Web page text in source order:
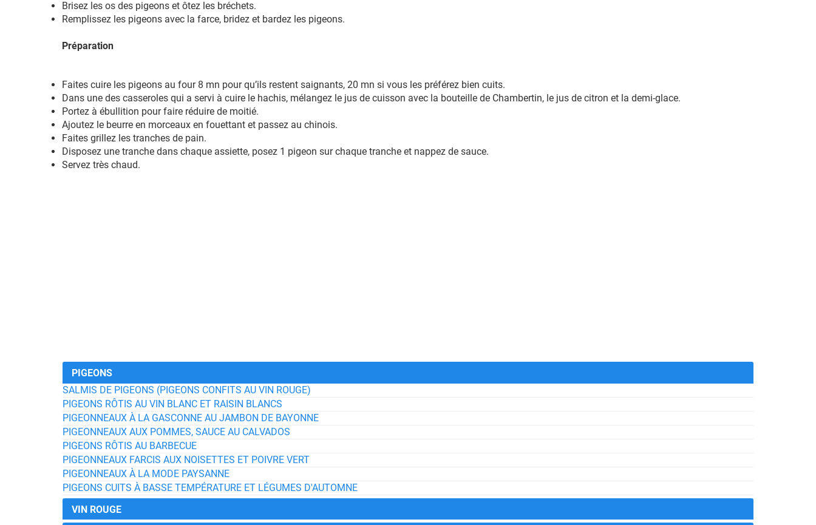
Brisez les os des pigeons et ôtez les bréchets.
Remplissez les pigeons avec la farce, bridez et bardez les pigeons.
Préparation
Faites cuire les pigeons au four 8 mn pour qu’ils restent saignants, 20 mn si vous les préférez bien cuits.
Dans une des casseroles qui a servi à cuire le hachis, mélangez le jus de cuisson avec la bouteille de Chambertin, le jus de citron et la demi-glace.
Portez à ébullition pour faire réduire de moitié.
Ajoutez le beurre en morceaux en fouettant et passez au chinois.
Faites grillez les tranches de pain.
Disposez une tranche dans chaque assiette, posez 1 pigeon sur chaque tranche et nappez de sauce.
Servez très chaud.
PIGEONS
SALMIS DE PIGEONS (PIGEONS CONFITS AU VIN ROUGE)
PIGEONS RÔTIS AU VIN BLANC ET RAISIN BLANCS
PIGEONNEAUX À LA GASCONNE AU JAMBON DE BAYONNE
PIGEONNEAUX AUX POMMES, SAUCE AU CALVADOS
PIGEONS RÔTIS AU BARBECUE
PIGEONNEAUX FARCIS AUX NOISETTES ET POIVRE VERT
PIGEONNEAUX À LA MODE PAYSANNE
PIGEONS CUITS À BASSE TEMPÉRATURE ET LÉGUMES D'AUTOMNE
VIN ROUGE